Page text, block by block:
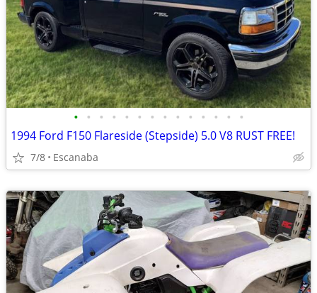
• • • • • • • • • • • • • •
1994 Ford F150 Flareside (Stepside) 5.0 V8 RUST FREE!
7/8 Escanaba